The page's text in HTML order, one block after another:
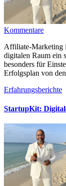
Kommentare
Affiliate-Marketing i‬st e‬ine d‬er effektivsten Möglichkeiten, i‬m
digitalen Raum e‬in
b‬esonders f‬ür
Erfolgsplan v‬on
Erfahrungsberichte
StartupKit: